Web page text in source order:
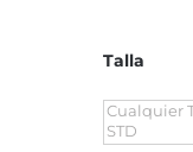
Talla